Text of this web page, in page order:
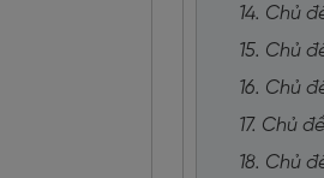
14. Chủ
15. Chủ
16. Chủ
17. Chủ
18. Chủ